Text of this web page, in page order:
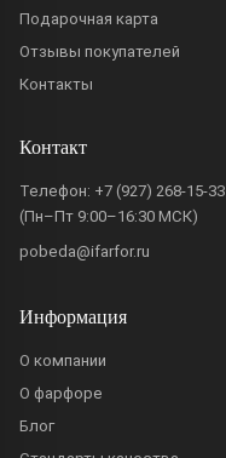
Подарочная карта
Отзывы покупателей
Контакты
Контакт
Телефон: +7 (927) 268-15-33
(Пн–Пт 9:00–16:30 МСК)
pobeda@ifarfor.ru
Информация
О компании
О фарфоре
Блог